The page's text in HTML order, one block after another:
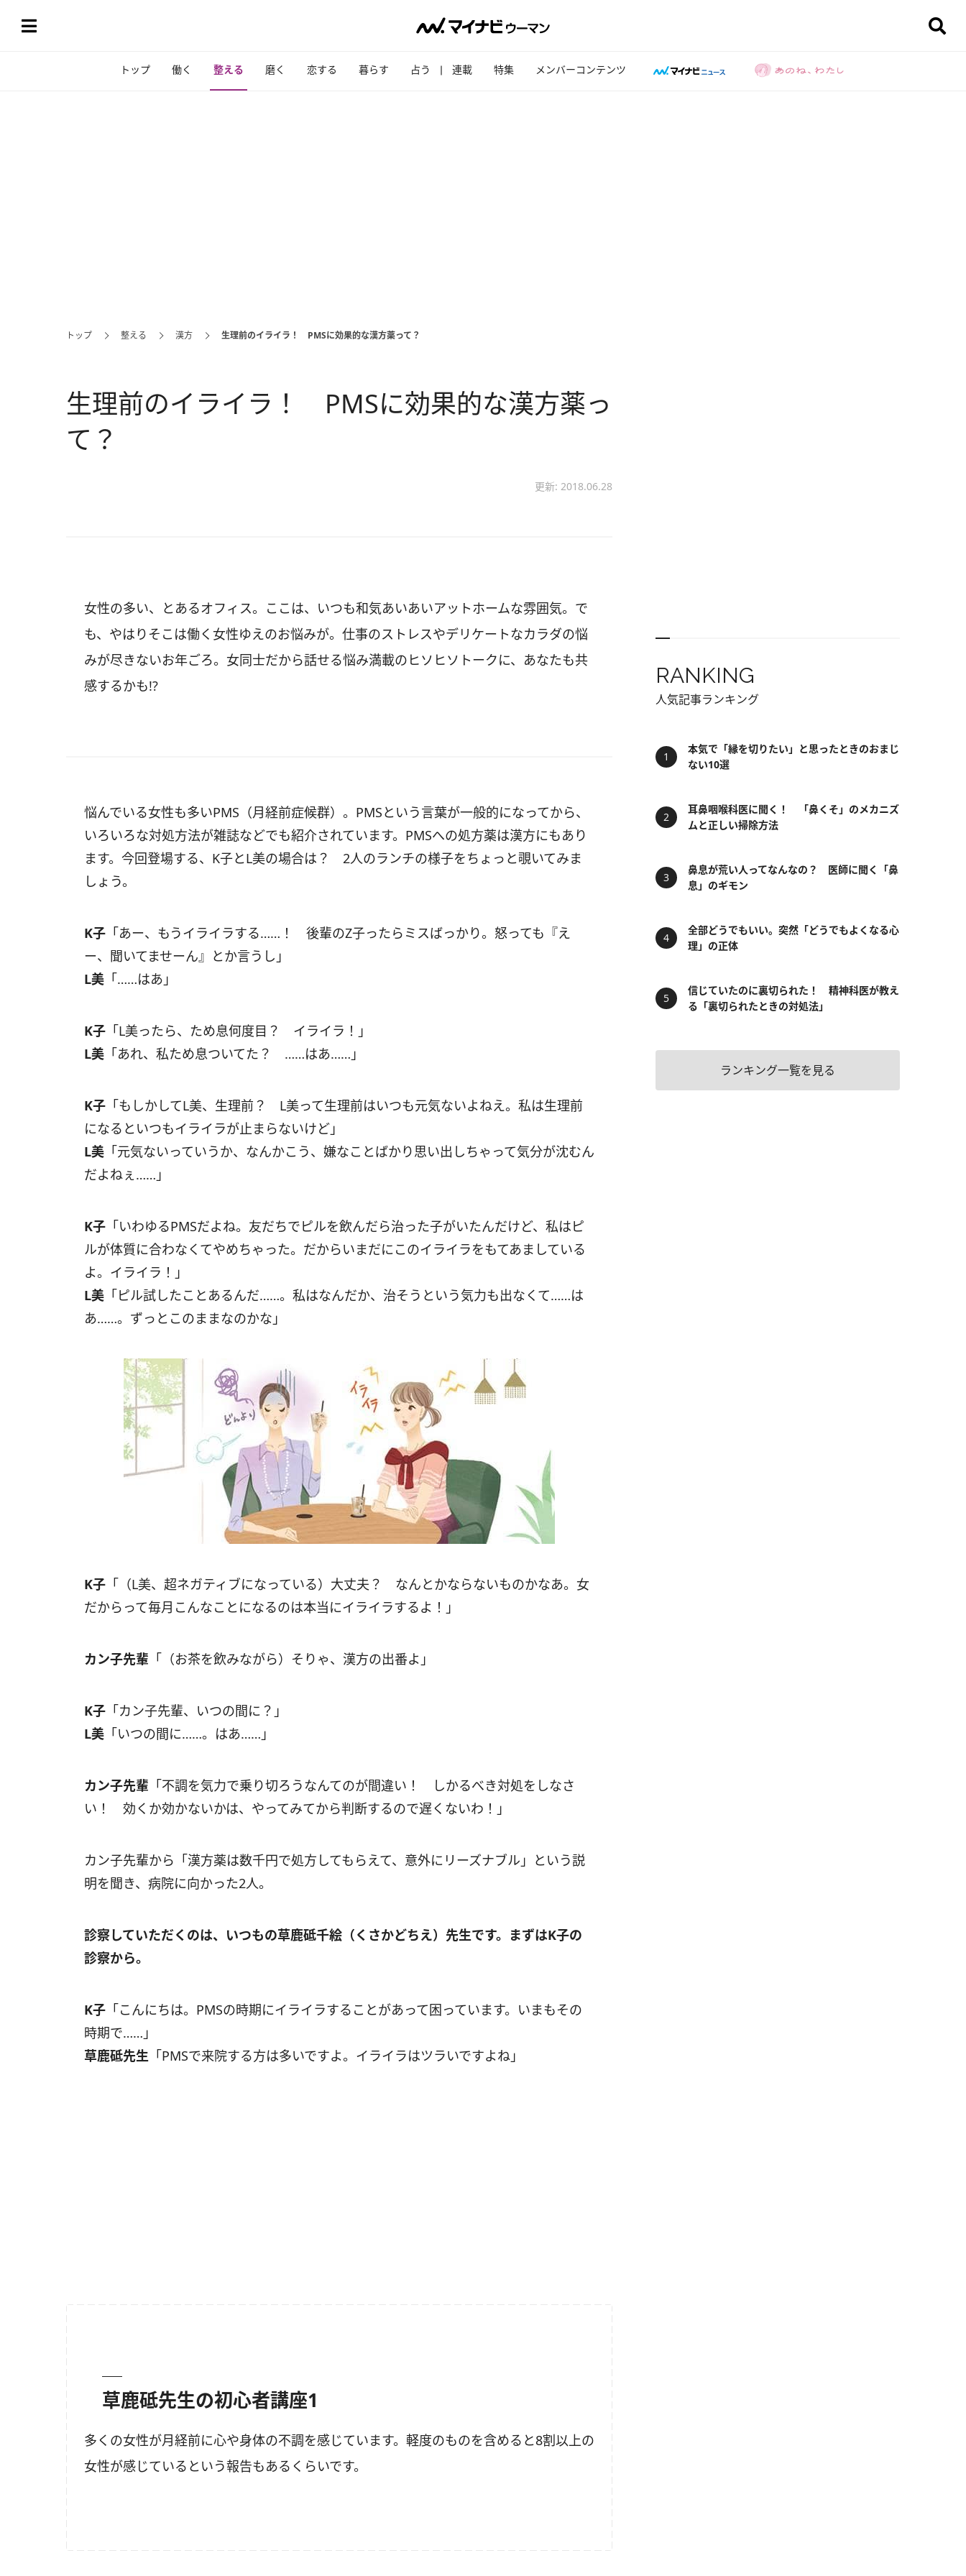
トップ 働く 整える 磨く 恋する 暮らす 占う 連載 特集 メンバーコンテンツ
トップ 整える 漢方 生理前のイライラ！ PMSに効果的な漢方薬って？
生理前のイライラ！ PMSに効果的な漢方薬っ
て？
更新: 2018.06.28
女性の多い、とあるオフィス。ここは、いつも和気あいあいアットホームな雰囲気。で
も、やはりそこは働く女性ゆえのお悩みが。仕事のストレスやデリケートなカラダの悩
みが尽きないお年ごろ。女同士だから話せる悩み満載のヒソヒソトークに、あなたも共
感するかも!?
悩んでいる女性も多いPMS（月経前症候群）。PMSという言葉が一般的になってから、
いろいろな対処方法が雑誌などでも紹介されています。PMSへの処方薬は漢方にもあり
ます。今回登場する、K子とL美の場合は？ 2人のランチの様子をちょっと覗いてみま
しょう。
K子 「あー、もうイライラする……！ 後輩のZ子ったらミスばっかり。怒っても『え
ー、聞いてませーん』とか言うし」
L美 「……はあ」
K子 「L美ったら、ため息何度目？ イライラ！」
L美 「あれ、私ため息ついてた？ ……はあ……」
K子 「もしかしてL美、生理前？ L美って生理前はいつも元気ないよねえ。私は生理前
になるといつもイライラが止まらないけど」
L美 「元気ないっていうか、なんかこう、嫌なことばかり思い出しちゃって気分が沈むん
だよねぇ……」
K子 「いわゆるPMSだよね。友だちでピルを飲んだら治った子がいたんだけど、私はピ
ルが体質に合わなくてやめちゃった。だからいまだにこのイライラをもてあましている
よ。イライラ！」
L美 「ピル試したことあるんだ……。私はなんだか、治そうという気力も出なくて……は
あ……。ずっとこのままなのかな」
K子 「（L美、超ネガティブになっている）大丈夫？ なんとかならないものかなあ。女
だからって毎月こんなことになるのは本当にイライラするよ！」
カン子先輩 「（お茶を飲みながら）そりゃ、漢方の出番よ」
K子 「カン子先輩、いつの間に？」
L美 「いつの間に……。はあ……」
カン子先輩 「不調を気力で乗り切ろうなんてのが間違い！ しかるべき対処をしなさ
い！ 効くか効かないかは、やってみてから判断するので遅くないわ！」
カン子先輩から「漢方薬は数千円で処方してもらえて、意外にリーズナブル」という説
明を聞き、病院に向かった2人。
診察していただくのは、いつもの草鹿砥千絵（くさかどちえ）先生です。まずはK子の
診察から。
K子 「こんにちは。PMSの時期にイライラすることがあって困っています。いまもその
時期で……」
草鹿砥先生 「PMSで来院する方は多いですよ。イライラはツラいですよね」
草鹿砥先生の初心者講座1
多くの女性が月経前に心や身体の不調を感じています。軽度のものを含めると8割以上の
女性が感じているという報告もあるくらいです。
RANKING
人気記事ランキング
本気で「縁を切りたい」と思ったときのおまじ
ない10選
耳鼻咽喉科医に聞く！ 「鼻くそ」のメカニズ
ムと正しい掃除方法
鼻息が荒い人ってなんなの？ 医師に聞く「鼻
息」のギモン
全部どうでもいい。突然「どうでもよくなる心
理」の正体
信じていたのに裏切られた！ 精神科医が教え
る「裏切られたときの対処法」
ランキング一覧を見る